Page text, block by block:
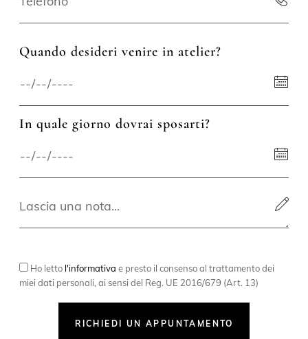
Quando desideri venire in atelier?
In quale giorno dovrai sposarti?
Ho letto l'informativa e presto il consenso al trattamento dei
miei dati personali, ai sensi del Reg. UE 2016/679 (Art. 13)
RICHIEDI UN APPUNTAMENTO